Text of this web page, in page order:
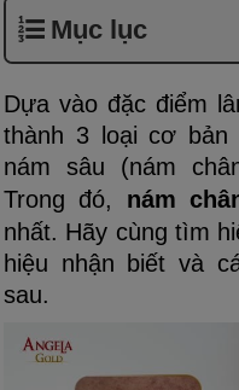
Mục lục
Dựa vào đặc điểm
thành 3 loại cơ bản
nám sâu (nám
Trong đó, nám
nhất. Hãy cùng tìm
hiệu nhận biết và
sau.